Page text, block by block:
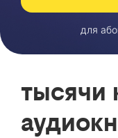
для
тысячи